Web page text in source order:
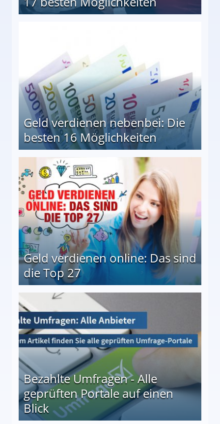
Geld verdienen nebenbei: Die
besten 16 Möglichkeiten
Geld verdienen online: Das sind
die Top 27
Bezahlte Umfragen - Alle
geprüften Portale auf einen
Blick